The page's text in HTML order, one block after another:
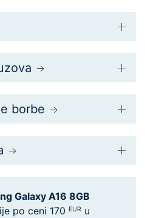
borbe
Galaxy A16 8GB
po ceni 170 EUR u